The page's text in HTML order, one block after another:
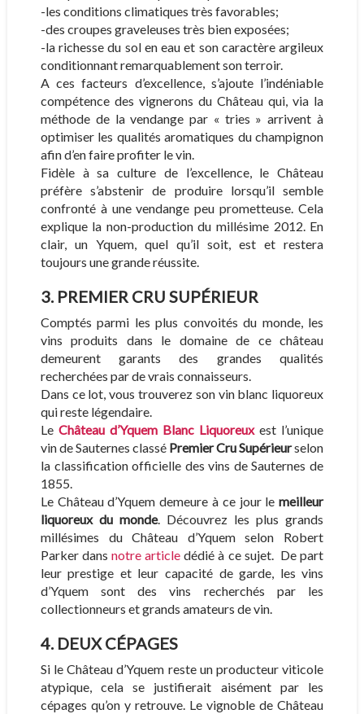
-les conditions climatiques très favorables;
-des croupes graveleuses très bien exposées;
-la richesse du sol en eau et son caractère argileux
conditionnant remarquablement son terroir.
A ces facteurs d’excellence, s’ajoute l’indéniable
compétence des vignerons du Château qui, via la
méthode de la vendange par « tries » arrivent à
optimiser les qualités aromatiques du champignon
afin d’en faire profiter le vin.
Fidèle à sa culture de l’excellence, le Château
préfère s’abstenir de produire lorsqu’il semble
confronté à une vendange peu prometteuse. Cela
explique la non-production du millésime 2012. En
clair, un Yquem, quel qu’il soit, est et restera
toujours une grande réussite.
3. PREMIER CRU SUPÉRIEUR
Comptés parmi les plus convoités du monde, les
vins produits dans le domaine de ce château
demeurent garants des grandes qualités
recherchées par de vrais connaisseurs.
Dans ce lot, vous trouverez son vin blanc liquoreux
qui reste légendaire.
Le Château d’Yquem Blanc Liquoreuxest l’unique
vin de Sauternes classé Premier Cru Supérieurselon
la classification officielle des vins de Sauternes de
1855.
Le Château d’Yquem demeure à ce jour lemeilleur
liquoreux du monde. Découvrez les plus grands
millésimes du Château d’Yquem selon Robert
Parker dansnotre article dédié à ce sujet. De part
leur prestige et leur capacité de garde, les vins
d’Yquem sont des vins recherchés par les
collectionneurs et grands amateurs de vin.
4. DEUX CÉPAGES
Si le Château d’Yquem reste un producteur viticole
atypique, cela se justifierait aisément par les
cépages qu’on y retrouve. Le vignoble de Château